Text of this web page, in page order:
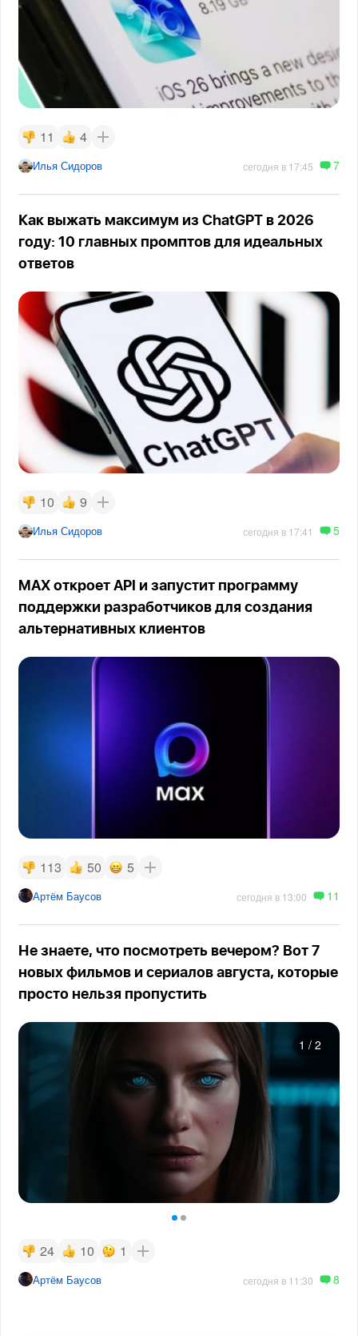
11 4
Илья Сидоров сегодня в 17:45 7
Как выжать максимум из ChatGPT в 2026
году: 10 главных промптов для идеальных
ответов
10 9
Илья Сидоров сегодня в 17:41 5
MAX откроет API и запустит программу
поддержки разработчиков для создания
альтернативных клиентов
113 50 5
Артём Баусов сегодня в 13:00 11
Не знаете, что посмотреть вечером? Вот 7
новых фильмов и сериалов августа, которые
просто нельзя пропустить
1 / 2
24 10 1
Артём Баусов сегодня в 11:30 8